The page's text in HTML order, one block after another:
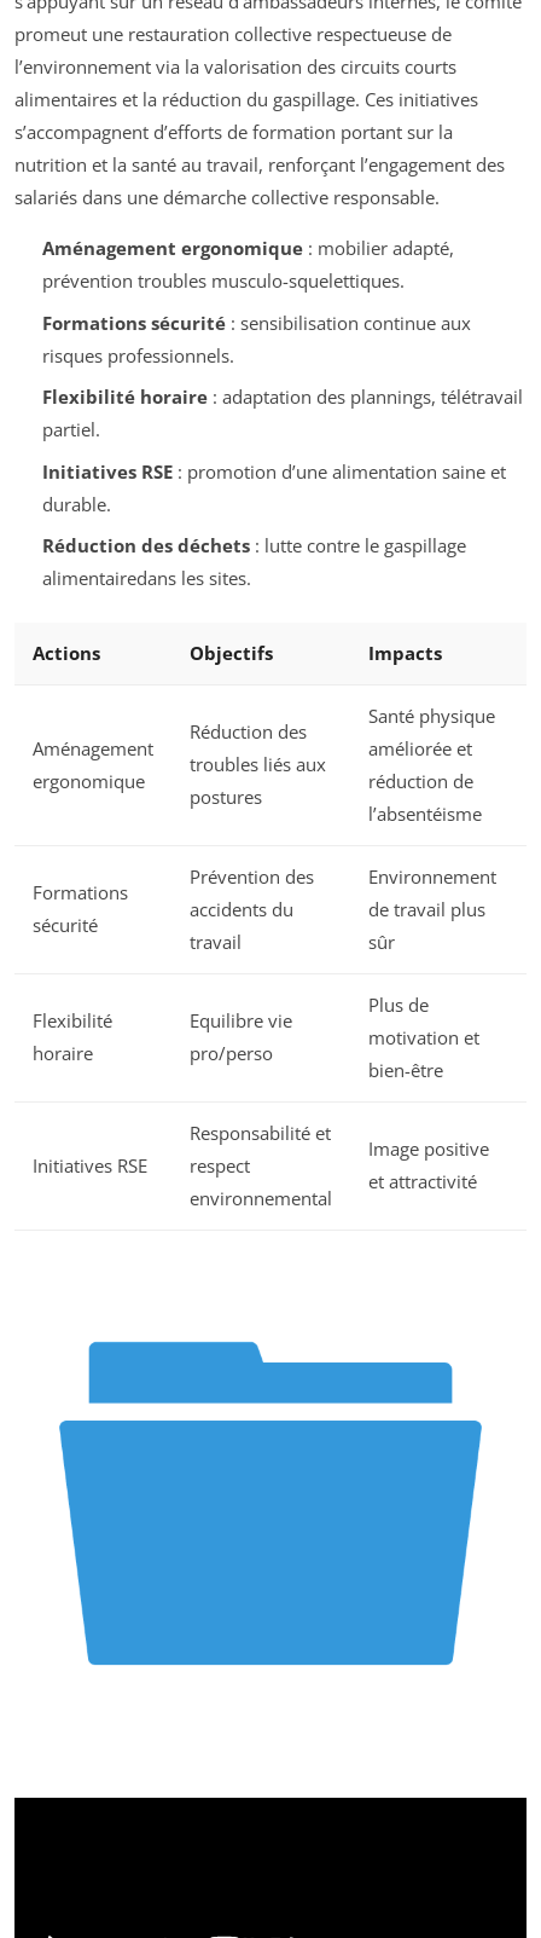
promeut une restauration collective respectueuse de
l’environnement via la valorisation des circuits courts
alimentaires et la réduction du gaspillage. Ces initiatives
s’accompagnent d’efforts de formation portant sur la
nutrition et la santé au travail, renforçant l’engagement des
salariés dans une démarche collective responsable.
Aménagement ergonomique: mobilier adapté,
prévention troubles musculo-squelettiques.
Formations sécurité: sensibilisation continue aux
risques professionnels.
Flexibilité horaire: adaptation des plannings, télétravail
partiel.
Initiatives RSE: promotion d’une alimentation saine et
durable.
Réduction des déchets: lutte contre le gaspillage
alimentairedans les sites.
Actions Objectifs Impacts
Aménagement
ergonomique
Réduction des
troubles liés aux
postures
Santé physique
améliorée et
réduction de
l’absentéisme
Formations
sécurité
Prévention des
accidents du
travail
Environnement
de travail plus
sûr
Flexibilité
horaire
Equilibre vie
pro/perso
Plus de
motivation et
bien-être
Initiatives RSE
Responsabilité et
respect
environnemental
Image positive
et attractivité